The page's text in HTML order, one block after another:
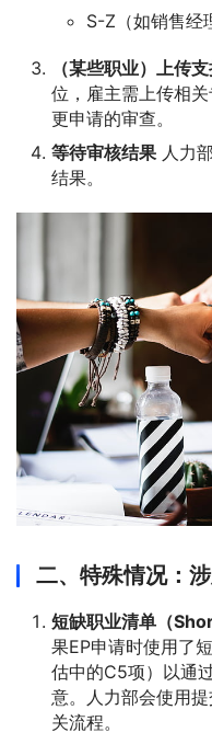
S-Z（如销售经
（某些职业）上传
位，雇主需上传相
更申请的审查。
等待审核结果 人力
结果。
二、特殊情况：
短缺职业清单（
果EP申请时使用了
估中的C5项）以通
意。人力部会使用
关流程。